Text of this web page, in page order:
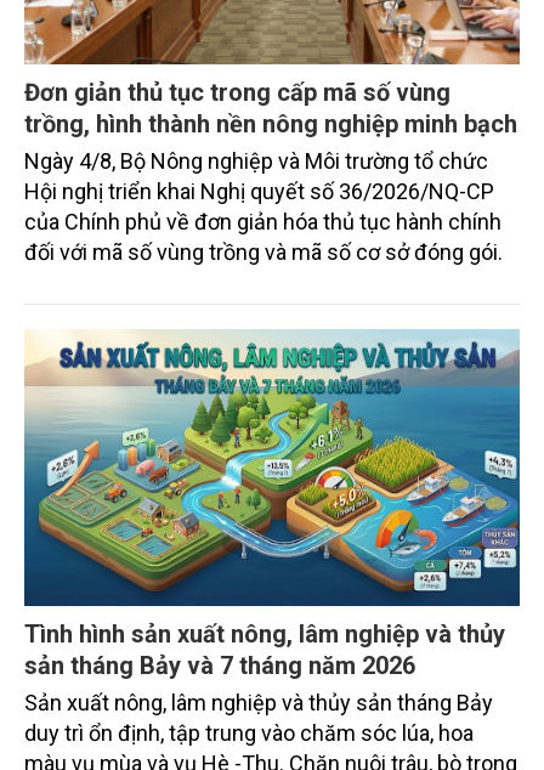
Đơn giản thủ tục trong cấp mã số vùng
trồng, hình thành nền nông nghiệp minh bạch
Ngày 4/8, Bộ Nông nghiệp và Môi trường tổ chức
Hội nghị triển khai Nghị quyết số 36/2026/NQ-CP
đối với mã số vùng trồng và mã số cơ sở đóng gói.
Tình hình sản xuất nông, lâm nghiệp và thủy
sản tháng Bảy và 7 tháng năm 2026
Sản xuất nông, lâm nghiệp và thủy sản tháng Bảy